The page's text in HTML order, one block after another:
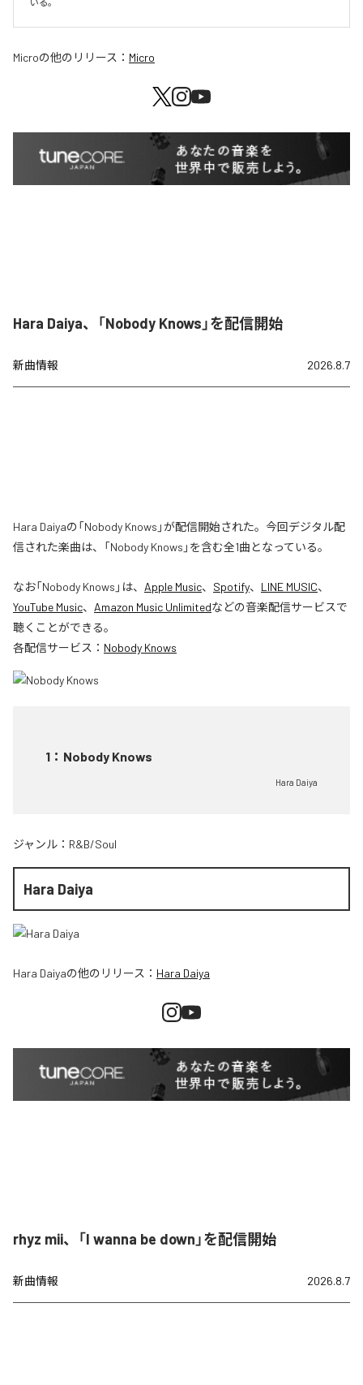
Microの他のリリース： Micro
Hara Daiya、「Nobody Knows」を配信開始
新曲情報 2026.8.7
Hara Daiyaの「Nobody Knows」が配信開始された。今回デジタル配
信された楽曲は、「Nobody Knows」を含む全1曲となっている。
なお「Nobody Knows 」は、 Apple Music、 Spotify、 LINE MUSIC、
YouTube Music、 Amazon Music Unlimitedなどの音楽配信サービスで
聴くことができる。
各配信サービス： Nobody Knows
1 ： Nobody Knows
Hara Daiya
ジャンル： R&B/Soul
Hara Daiya
Hara Daiyaの他のリリース： Hara Daiya
rhyz mii、「I wanna be down」を配信開始
新曲情報 2026.8.7